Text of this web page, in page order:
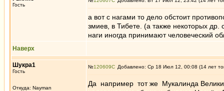
Гость
а вот с нагами то дело обстоит
змиев, в Тибете. (а также некоторых др.
наги иногда принимают человеческий
Наверх
Шукра1
Гость
Откуда: Nayman
№120609 Добавлено: Ср 18 Июл 12, 00:08 (14 лет
Да например тот же Мукалинда